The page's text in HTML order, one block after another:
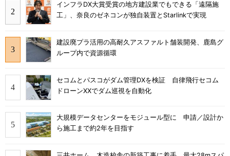
インフラDX大賞受賞の地方建設業でもできる「遠隔施
工」、奈良のゼネコンが独自装置とStarlinkで実現
建設廃プラ活用の高耐久アスファルト舗装開発、鹿島グ
ループ内で資源循環
セコムとパスコがダム管理DXを検証 自律飛行セコム
ドローンXXでダム巡視を自動化
大規模データセンターをモジュール型に 申請／設計か
ら施工まで約2年を目指す